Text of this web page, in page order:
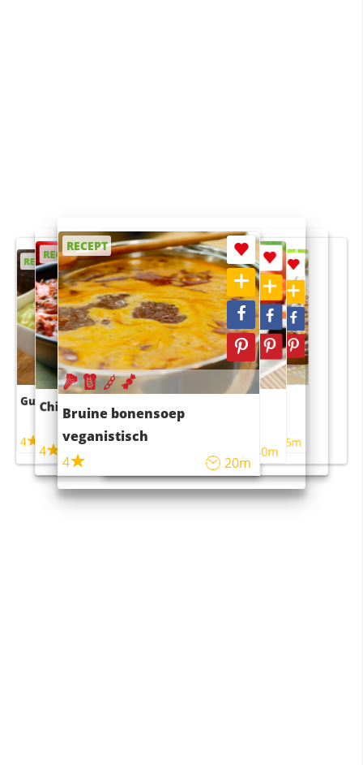
RECEPT
Guacamole
4
RECEPT
Chili con carne
4 45m
RECEPT
Bruine bonensoep
veganistisch
4
20m
RECEPT
Sushi rijstsalade
maaltijdsalade
40m
RECEPT
4 55m